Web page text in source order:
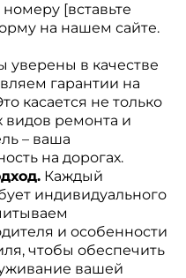
[вставьте
на нашем сайте.
в качестве
гарантии на
касается не только
видов ремонта и
– ваша
на дорогах.
Каждый
индивидуального
и особенности
чтобы обеспечить
вашей